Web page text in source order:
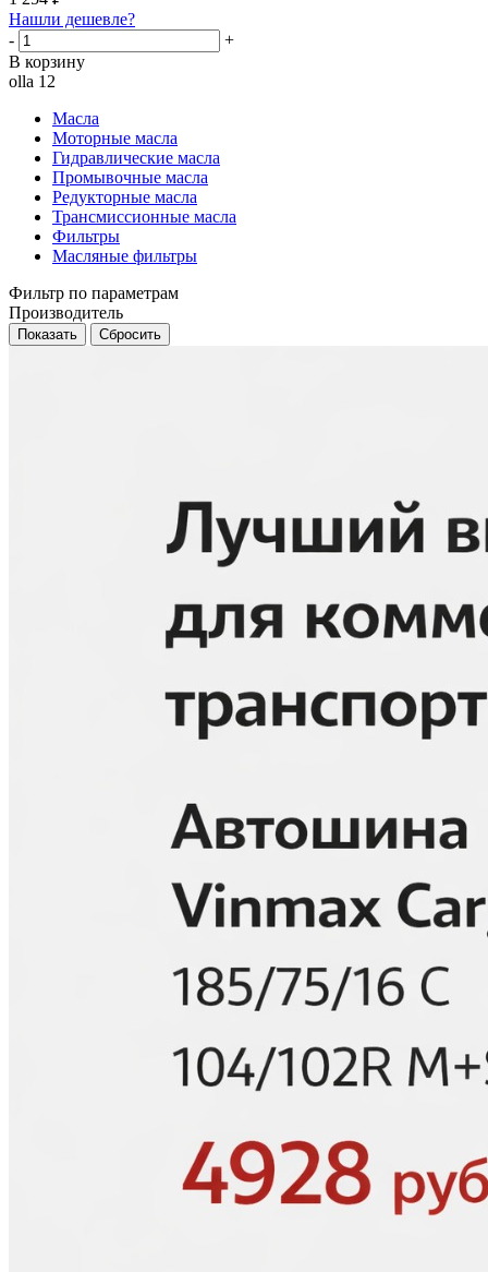
Нашли дешевле?
-
+
В корзину
olla 12
Масла
Моторные масла
Гидравлические масла
Промывочные масла
Редукторные масла
Трансмиссионные масла
Фильтры
Масляные фильтры
Фильтр по параметрам
Производитель
Сбросить